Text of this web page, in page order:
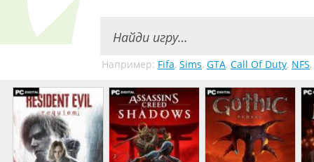
Например: Fifa, Sims, GTA, Call Of Duty, NFS,